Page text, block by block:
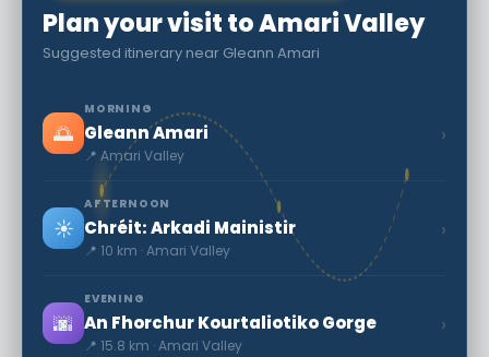
Plan your visit to Amari Valley
Suggested itinerary near Gleann Amari
🌅
MORNING
Gleann Amari
📍 Amari Valley
›
☀️
AFTERNOON
Chréit: Arkadi Mainistir
📍 10 km · Amari Valley
›
🌆
EVENING
An Fhorchur Kourtaliotiko Gorge
📍 15.8 km · Amari Valley
›